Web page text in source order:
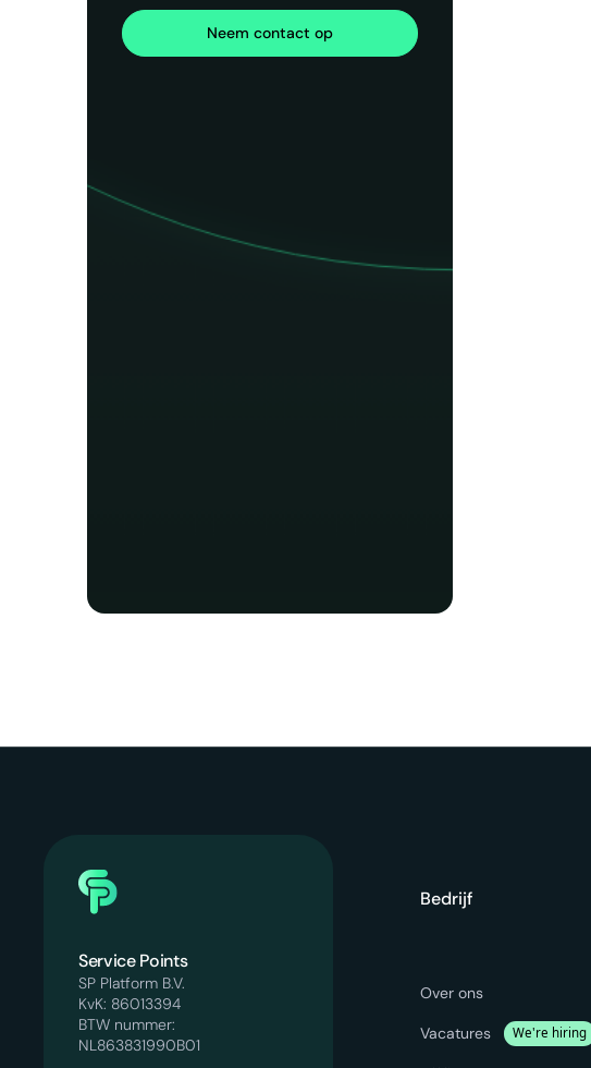
Neem contact op
Service Points
SP Platform B.V.
KvK: 86013394
BTW nummer:
NL863831990B01
Bedrijf
Over ons
Vacatures We're hiring